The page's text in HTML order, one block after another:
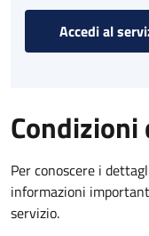
Accedi al
Per conoscere i
informazioni
servizio.